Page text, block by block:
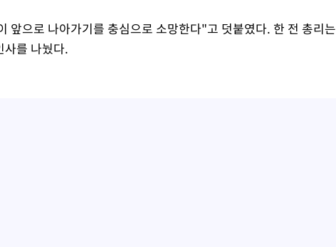
앞으로 나아가기를 충심으로 소망한다"고 덧붙였다. 한 전 총리는
사를 나눴다.